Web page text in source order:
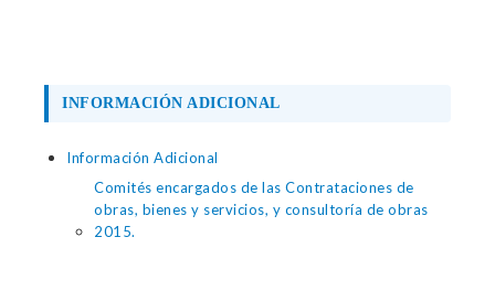
INFORMACIÓN ADICIONAL
Información Adicional
Comités encargados de las Contrataciones de
obras, bienes y servicios, y consultoría de obras
2015.